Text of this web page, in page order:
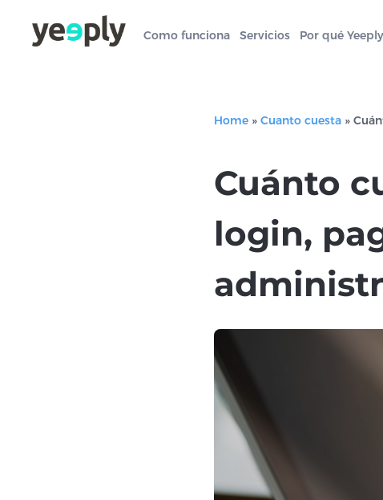
Como funciona Servicios Por qué Yeeply
Home » Cuanto cuesta »
Cuánto
login,